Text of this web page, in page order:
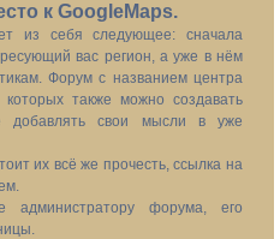
к GoogleMaps.
из себя следующее: сначала
вас регион, а уже в нём
Форум с названием центра
также можно создавать
свои мысли в уже
их всё же прочесть, ссылка на
администратору форума, его